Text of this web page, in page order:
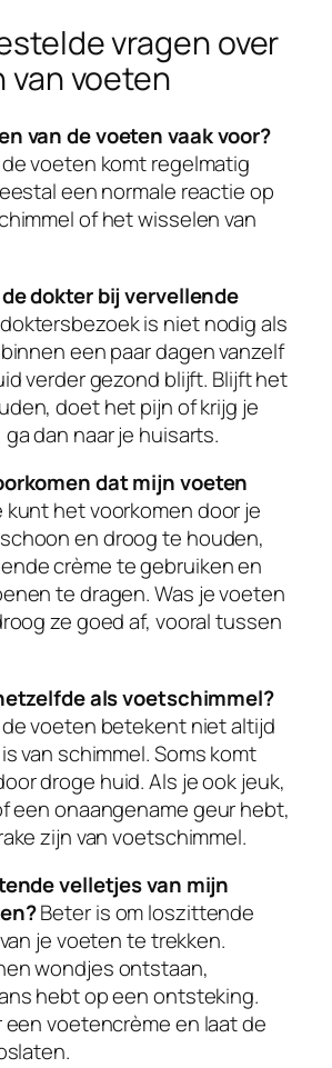
vragen over
van voeten
van de voeten vaak voor?
voeten komt regelmatig
een normale reactie op
of het wisselen van
dokter bij vervellende
is niet nodig als
een paar dagen vanzelf
verder gezond blijft. Blijft het
doet het pijn of krijg je
dan naar je huisarts.
dat mijn voeten
kunt het voorkomen door je
en droog te houden,
crème te gebruiken en
te dragen. Was je voeten
ze goed af, vooral tussen
als voetschimmel?
de voeten betekent niet altijd
van schimmel. Soms komt
droge huid. Als je ook jeuk,
een onaangename geur hebt,
zijn van voetschimmel.
velletjes van mijn
Beter is om loszittende
je voeten te trekken.
wondjes ontstaan,
hebt op een ontsteking.
een voetencrème en laat de